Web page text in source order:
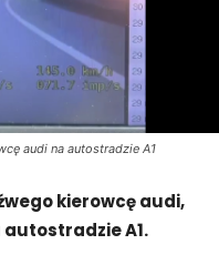
audi na autostradzie A1
kierowcę audi,
A1.